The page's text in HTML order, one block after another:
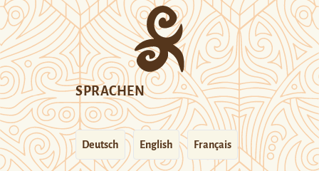
SPRACHEN
Deutsch English Français